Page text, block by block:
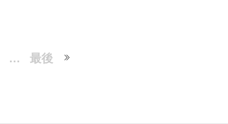
… 最後